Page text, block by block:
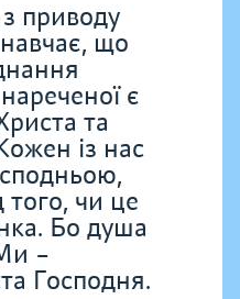
приводу
що
є
та
із нас
того, чи це
Бо душа
–
Господня.